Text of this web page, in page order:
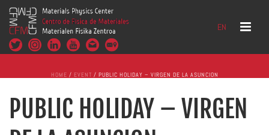
EN
HOME / EVENT / PUBLIC HOLIDAY – VIRGEN DE LA ASUNCION
PUBLIC HOLIDAY – VIRGEN